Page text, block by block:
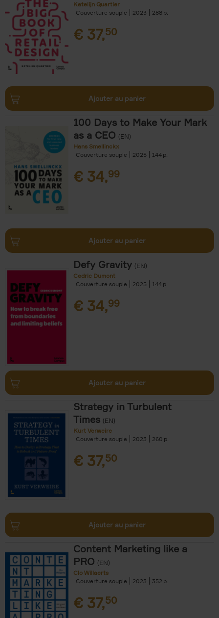
Katelijn Quartier
Couverture souple
2023 288
€ 37,50
Ajouter au panier
100 Days to Make Your Mark
as a CEO (EN)
Hans Smellinckx
Couverture souple
2025 144
€ 34,99
Ajouter au panier
Defy Gravity (EN)
Cedric Dumont
Couverture souple
2025 144
€ 34,99
Ajouter au panier
Strategy in Turbulent
Times (EN)
Kurt Verweire
Couverture souple
2023 260
€ 37,50
Ajouter au panier
Content Marketing like a
PRO (EN)
Clo Willaerts
Couverture souple
2023 352
€ 37,50